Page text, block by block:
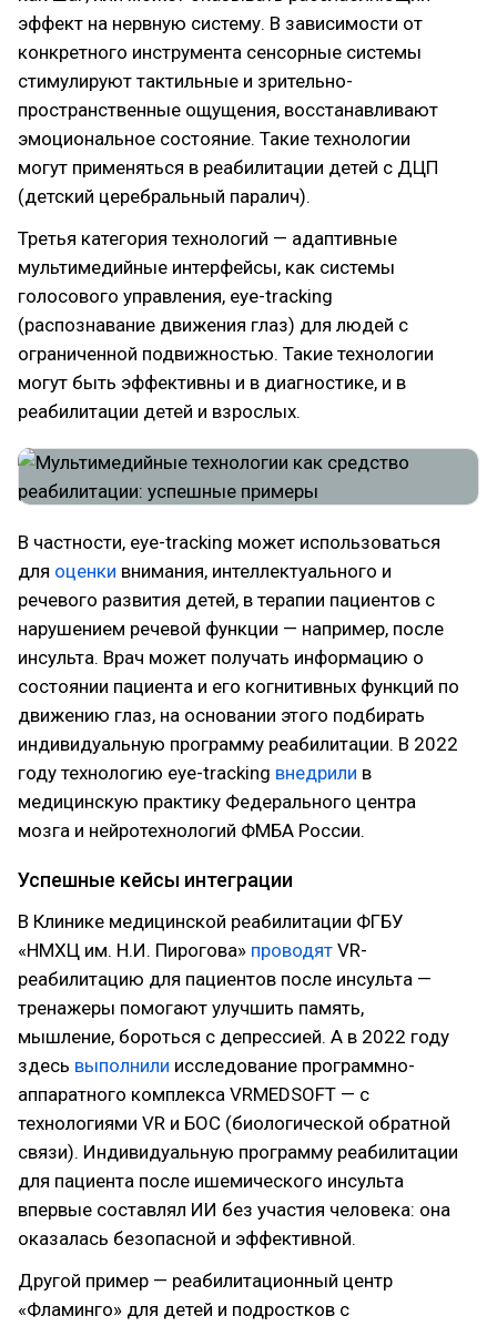
эффект на нервную систему. В зависимости от
конкретного инструмента сенсорные системы
стимулируют тактильные и зрительно-
пространственные ощущения, восстанавливают
эмоциональное состояние. Такие технологии
могут применяться в реабилитации детей с ДЦП
(детский церебральный паралич).
Третья категория технологий — адаптивные
мультимедийные интерфейсы, как системы
голосового управления, eye-tracking
(распознавание движения глаз) для людей с
ограниченной подвижностью. Такие технологии
могут быть эффективны и в диагностике, и в
реабилитации детей и взрослых.
В частности, eye-tracking может использоваться
для оценки внимания, интеллектуального и
речевого развития детей, в терапии пациентов с
нарушением речевой функции — например, после
инсульта. Врач может получать информацию о
состоянии пациента и его когнитивных функций по
движению глаз, на основании этого подбирать
индивидуальную программу реабилитации. В 2022
году технологию eye-tracking внедрили в
медицинскую практику Федерального центра
мозга и нейротехнологий ФМБА России.
Успешные кейсы интеграции
В Клинике медицинской реабилитации ФГБУ
«НМХЦ им. Н.И. Пирогова» проводят VR-
реабилитацию для пациентов после инсульта —
тренажеры помогают улучшить память,
мышление, бороться с депрессией. А в 2022 году
здесь выполнили исследование программно-
аппаратного комплекса VRMEDSOFT — с
технологиями VR и БОС (биологической обратной
связи). Индивидуальную программу реабилитации
для пациента после ишемического инсульта
впервые составлял ИИ без участия человека: она
оказалась безопасной и эффективной.
Другой пример — реабилитационный центр
«Фламинго» для детей и подростков с